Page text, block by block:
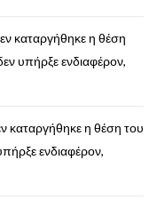
καταργήθηκε η θέση
υπήρξε ενδιαφέρον,
καταργήθηκε η θέση του
ενδιαφέρον,